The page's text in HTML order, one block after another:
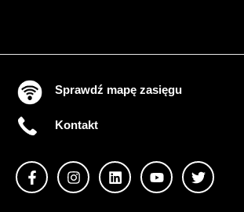
Sprawdź mapę zasięgu
Kontakt